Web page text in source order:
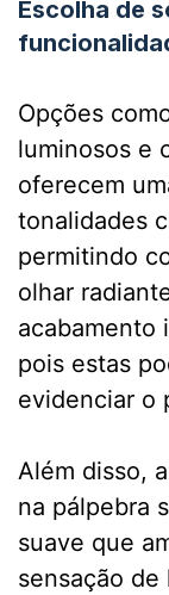
Escolha de
Opções
luminosos e
oferecem
tonalidades
permitindo
olhar
acabamento
pois estas
evidenciar o
Além disso,
na pálpebra
suave que
sensação de